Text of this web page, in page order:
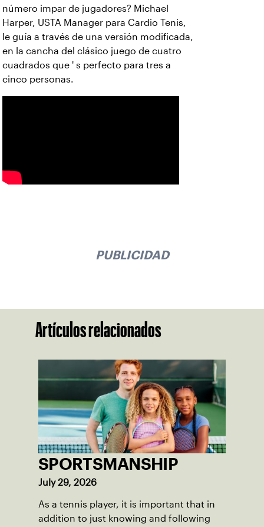
número impar de jugadores? Michael
Harper, USTA Manager para Cardio Tenis,
le guía a través de una versión modificada,
en la cancha del clásico juego de cuatro
cuadrados que ' s perfecto para tres a
cinco personas.
PUBLICIDAD
Artículos relacionados
SPORTSMANSHIP
July 29, 2026
As a tennis player, it is important that in
addition to just knowing and following